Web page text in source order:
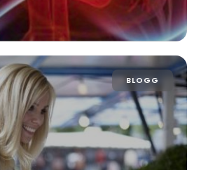
BLOGG